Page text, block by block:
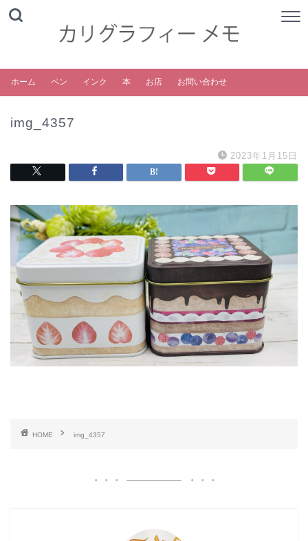
ホーム ペン インク 本 お店 お問い合わせ
img_4357
2023年1月15日
HOME img_4357